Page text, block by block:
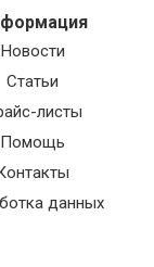
Новости
Статьи
листы
Помощь
данных